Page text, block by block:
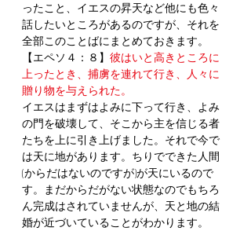
ったこと、イエスの昇天など他にも色々
話したいところがあるのですが、それを
全部このことばにまとめておきます。
【エペソ４：８】 彼はいと高きところに
上ったとき、捕虜を連れて行き、人々に
贈り物を与えられた。
イエスはまずはよみに下って行き、よみ
の門を破壊して、そこから主を信じる者
たちを上に引き上げました。それで今で
は天に地があります。ちりでできた人間
(からだはないのですが)が天にいるので
す。まだからだがない状態なのでもちろ
ん完成はされていませんが、天と地の結
婚が近づいていることがわかります。